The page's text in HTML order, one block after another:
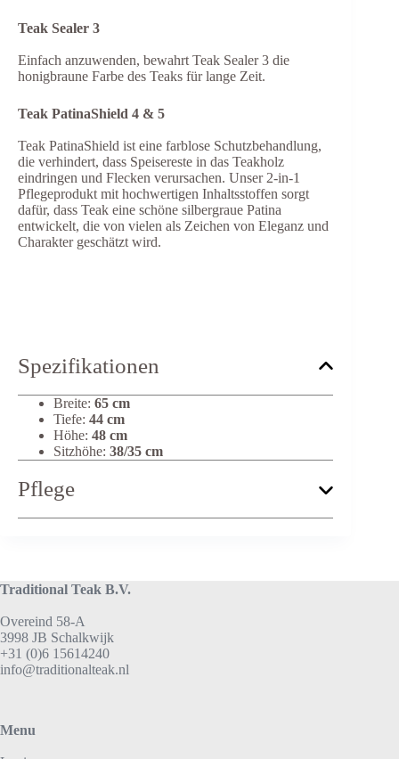
Teak Sealer 3
Einfach anzuwenden, bewahrt Teak Sealer 3 die
honigbraune Farbe des Teaks für lange Zeit.
Teak PatinaShield 4 & 5
Teak PatinaShield ist eine farblose Schutzbehandlung,
die verhindert, dass Speisereste in das Teakholz
eindringen und Flecken verursachen. Unser 2-in-1
Pflegeprodukt mit hochwertigen Inhaltsstoffen sorgt
dafür, dass Teak eine schöne silbergraue Patina
entwickelt, die von vielen als Zeichen von Eleganz und
Charakter geschätzt wird.
Spezifikationen
Breite: 65 cm
Tiefe: 44 cm
Höhe: 48 cm
Sitzhöhe: 38/35 cm
Pflege
Traditional Teak B.V.
Overeind 58-A
3998 JB Schalkwijk
+31 (0)6 15614240
info@traditionalteak.nl
Menu